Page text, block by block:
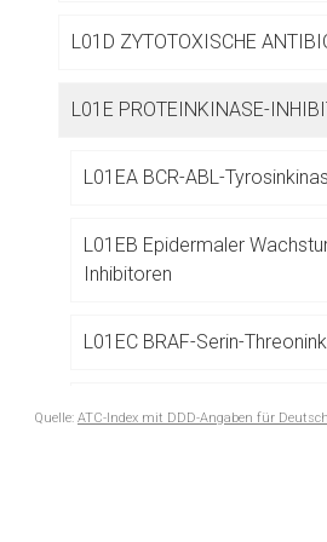
L01D ZYTOTOXISCHE
L01E PROTEINKINASE-
L01EA BCR-ABL-
L01EB Epidermaler
Inhibitoren
L01EC BRAF-Serin-
L01ED Anaplastische
Quelle: ATC-Index mit DDD-Angaben für